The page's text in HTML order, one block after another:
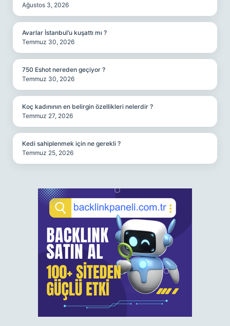
Ağustos 3, 2026
Avarlar İstanbul’u kuşattı mı ?
Temmuz 30, 2026
750 Eshot nereden geçiyor ?
Temmuz 30, 2026
Koç kadınının en belirgin özellikleri nelerdir ?
Temmuz 27, 2026
Kedi sahiplenmek için ne gerekli ?
Temmuz 25, 2026